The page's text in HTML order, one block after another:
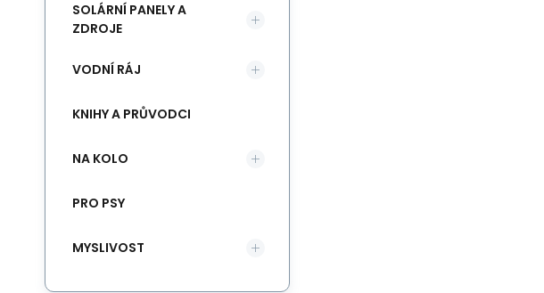
SOLÁRNÍ PANELY A
ZDROJE
VODNÍ RÁJ
KNIHY A PRŮVODCI
NA KOLO
PRO PSY
MYSLIVOST